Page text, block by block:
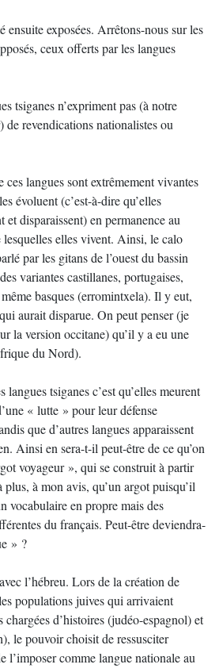
ensuite exposées. Arrêtons-nous sur les
ceux offerts par les langues
tsiganes n’expriment pas (à notre
de revendications nationalistes ou
ces langues sont extrêmement vivantes
évoluent (c’est-à-dire qu’elles
et disparaissent) en permanence au
lesquelles elles vivent. Ainsi, le calo
par les gitans de l’ouest du bassin
variantes castillanes, portugaises,
basques (erromintxela). Il y eut,
aurait disparue. On peut penser (je
la version occitane) qu’il y a eu une
du Nord).
langues tsiganes c’est qu’elles meurent
« lutte » pour leur défense
que d’autres langues apparaissent
Ainsi en sera-t-il peut-être de ce qu’on
voyageur », qui se construit à partir
à mon avis, qu’un argot puisqu’il
vocabulaire en propre mais des
du français. Peut-être deviendra-
» ?
l’hébreu. Lors de la création de
populations juives qui arrivaient
chargées d’histoires (judéo-espagnol) et
le pouvoir choisit de ressusciter
l’imposer comme langue nationale au